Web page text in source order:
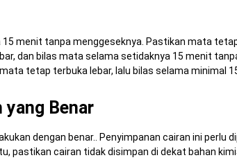
menit tanpa menggeseknya. Pastikan mata
dan bilas mata selama setidaknya 15 menit
tetap terbuka lebar, lalu bilas selama minimal
yang Benar
dengan benar.. Penyimpanan cairan ini perlu
pastikan cairan tidak disimpan di dekat bahan